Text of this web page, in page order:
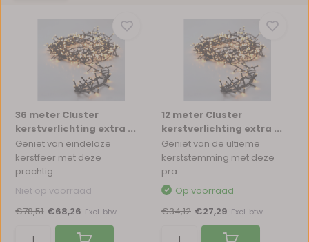
36 meter Cluster
kerstverlichting extra ...
Geniet van eindeloze
kerstfeer met deze
prachtig...
Niet op voorraad
€78,51 €68,26 Excl. btw
12 meter Cluster
kerstverlichting extra ...
Geniet van de ultieme
kerststemming met deze
pra...
Op voorraad
€34,12 €27,29 Excl. btw